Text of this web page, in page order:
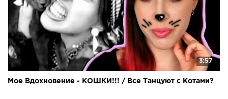
3:57
Мое Вдохновение - КОШКИ!!! / Все Танцуют с Котами?